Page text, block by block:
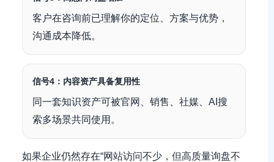
客户在咨询前已理解你的定位、方案与优势，
沟通成本降低。
信号4：内容资产具备复用性
同一套知识资产可被官网、销售、社媒、AI搜
索多场景共同使用。
如果企业仍然存在“网站访问不少，但高质量询盘不